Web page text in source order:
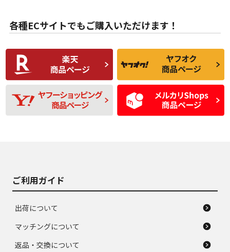
な中古品
んどない中古品
C
比較的きれいな中古
品
C
られるが、使用に問
題のない中古品
D
使用感や目立つ傷が
あり、一般的な中古
品
D
残り溝も少なく、偏
磨耗がみられ、短期
間使用できるくらい
の中古品
各種ECサイトでもご購入いただけます！
ご利用ガイド
出荷について
マッチングについて
返品・交換について